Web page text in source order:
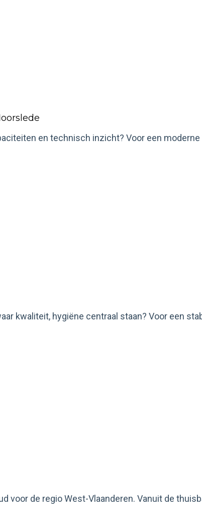
en technisch inzicht? Voor een
kwaliteit, hygiëne centraal staan? Voor een
de regio West-Vlaanderen. Vanuit de